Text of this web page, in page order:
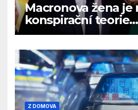
Macronova žena je
konspirační teorie.
Prezidentský pár
Z DOMOVA